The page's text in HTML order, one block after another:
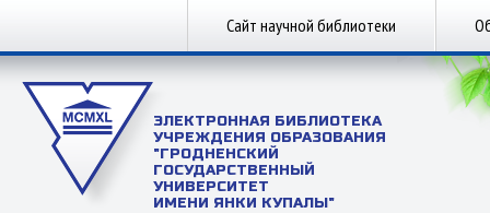
Сайт научной библиотеки
ЭЛЕКТРОННАЯ БИБЛИОТЕКА
УЧРЕЖДЕНИЯ ОБРАЗОВАНИЯ
"ГРОДНЕНСКИЙ
ГОСУДАРСТВЕННЫЙ
УНИВЕРСИТЕТ
ИМЕНИ ЯНКИ КУПАЛЫ"